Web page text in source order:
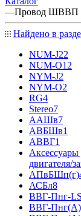
—Провод ШВВП
Найдено в
NUM-J22
NUM-О12
NYM-J2
NYM-O2
RG4
Stereo7
ААШв7
АВБШв1
АВВГ1
Аксессуары
двигателя/
АПвБШп(г)
АСБл8
ВВГ-Пнг-
ВВГ-Пнг(А)